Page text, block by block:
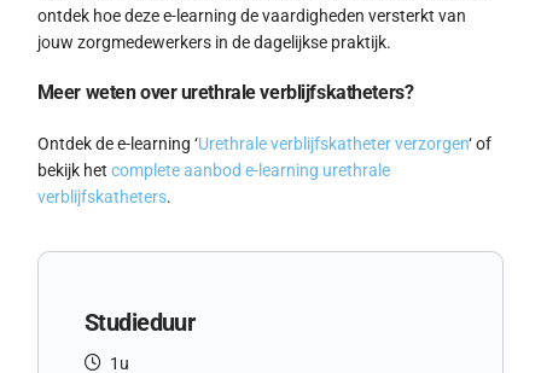
ontdek hoe deze e-learning de vaardigheden versterkt van
jouw zorgmedewerkers in de dagelijkse praktijk.
Meer weten over urethrale verblijfskatheters?
Ontdek de e-learning ‘Urethrale verblijfskatheter verzorgen‘ of
bekijk het complete aanbod e-learning urethrale
verblijfskatheters.
Studieduur
1u